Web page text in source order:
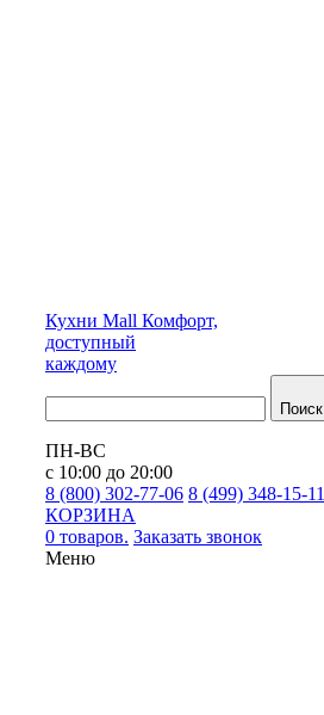
Кухни Mall Комфорт,
доступный
каждому
Поиск
ПН-ВС
с 10:00 до 20:00
8 (800) 302-77-06 8 (499) 348-15-11
КОРЗИНА
0 товаров. Заказать звонок
Меню